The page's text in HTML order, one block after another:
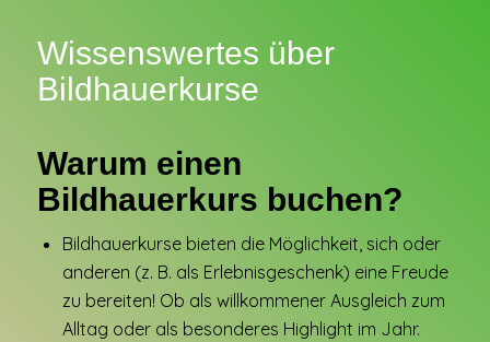
Wissenswertes über
Bildhauerkurse
Warum einen
Bildhauerkurs buchen?
Bildhauerkurse bieten die Möglichkeit, sich oder
anderen (z. B. als Erlebnisgeschenk) eine Freude
zu bereiten! Ob als willkommener Ausgleich zum
Alltag oder als besonderes Highlight im Jahr.